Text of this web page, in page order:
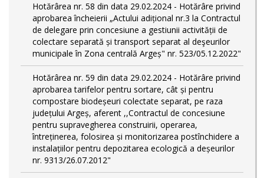
Hotărârea nr. 58 din data 29.02.2024 - Hotărâre privind
aprobarea încheierii „Actului adițional nr.3 la Contractul
de delegare prin concesiune a gestiunii activității de
colectare separată și transport separat al deşeurilor
municipale în Zona centrală Argeș" nr. 523/05.12.2022"
Hotărârea nr. 59 din data 29.02.2024 - Hotărâre privind
aprobarea tarifelor pentru sortare, cât și pentru
compostare biodeșeuri colectate separat, pe raza
județului Argeș, aferent ,,Contractul de concesiune
pentru supravegherea construirii, operarea,
întreținerea, folosirea și monitorizarea postînchidere a
instalațiilor pentru depozitarea ecologică a deșeurilor
nr. 9313/26.07.2012"